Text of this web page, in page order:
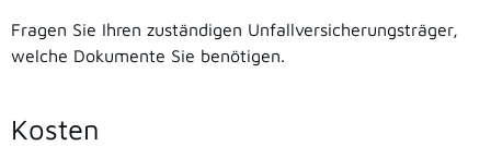
Fragen Sie Ihren zuständigen Unfallversicherungsträger,
welche Dokumente Sie benötigen.
Kosten